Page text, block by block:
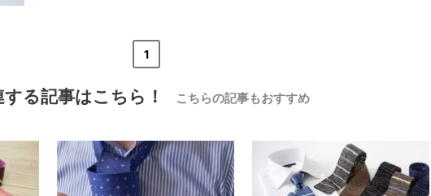
1
る記事はこちら！ こちらの記事もおすすめ
【メンズ・ドレスシャツ・ワイシャツ・
半袖】ナチュラルフィット・クールマッ
クス・ドライ・形態安定・オックスフォ
ード・イタリアンカラー・ボタンダウ
ン・スキッパー・第一ボタン無し
価格7,150円(税込)